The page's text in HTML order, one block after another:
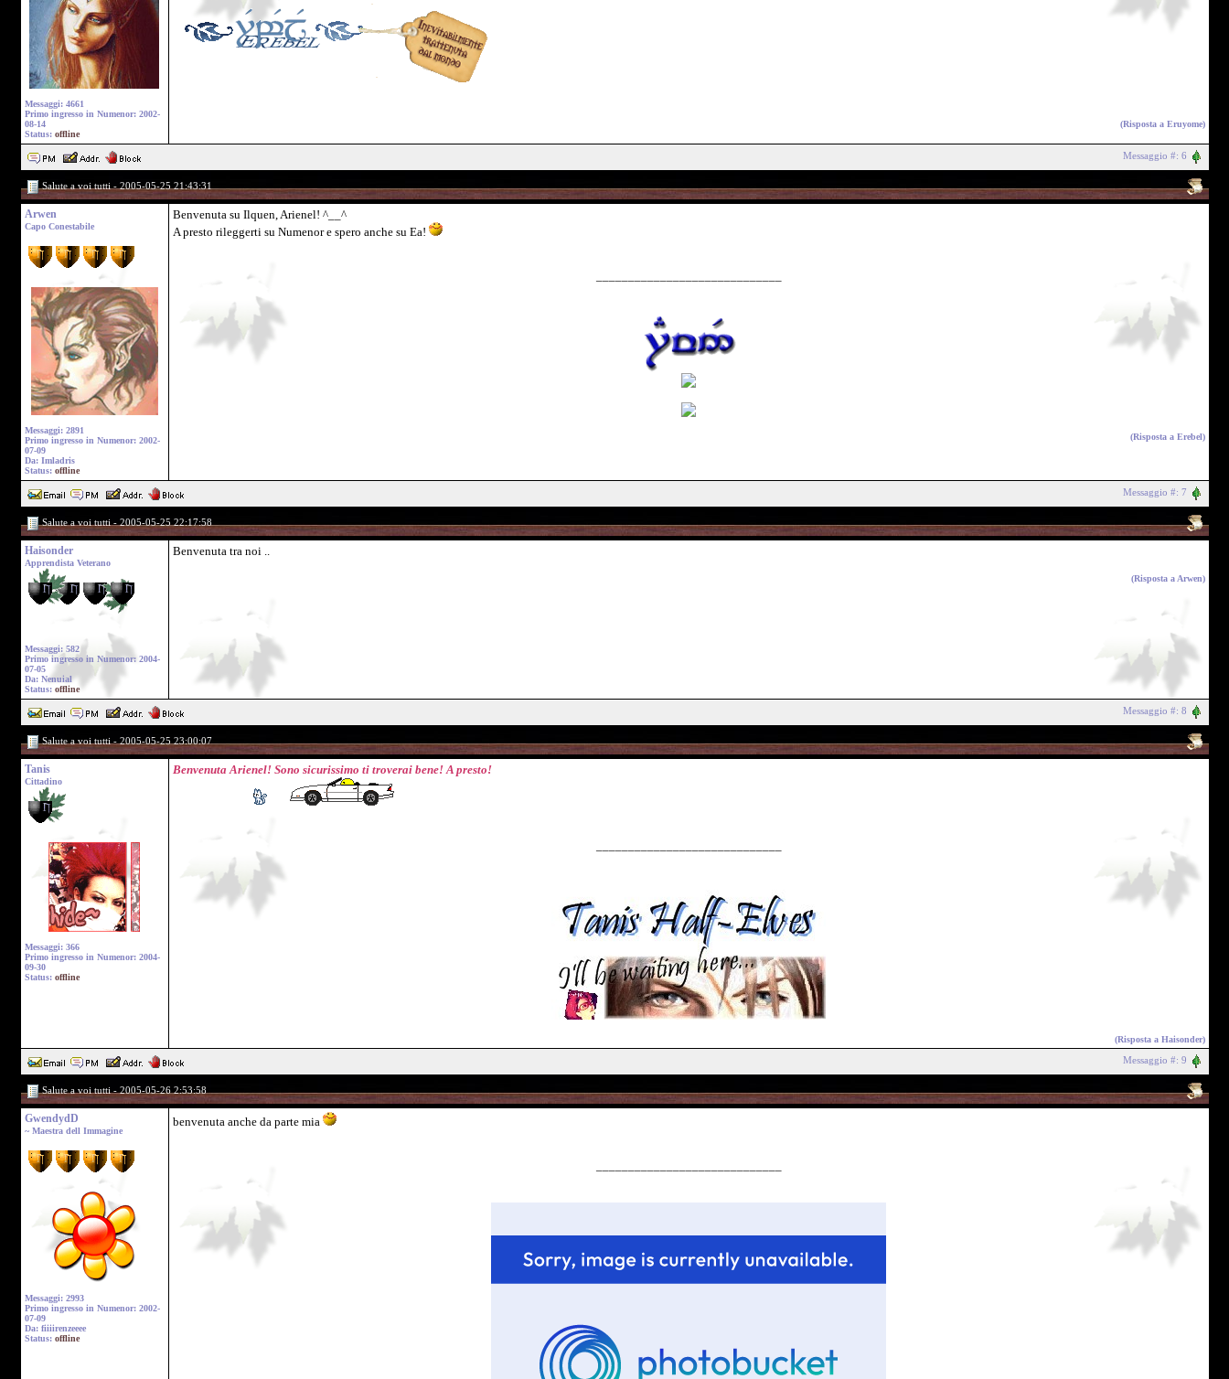
Messaggi: 4661
Primo ingresso in Numenor: 2002-
08-14
Status: offline
(Risposta a Eruyome)
Messaggio #: 6
Salute a voi tutti - 2005-05-25 21:43:31
Arwen
Capo Conestabile
Messaggi: 2891
Primo ingresso in Numenor: 2002-
07-09
Da: Imladris
Status: offline
Benvenuta su Ilquen, Arienel! ^__^
A presto rileggerti su Numenor e spero anche su Ea!
(Risposta a Erebel)
Messaggio #: 7
Salute a voi tutti - 2005-05-25 22:17:58
Haisonder
Apprendista Veterano
Messaggi: 582
Primo ingresso in Numenor: 2004-
07-05
Da: Nenuial
Status: offline
Benvenuta tra noi ..
(Risposta a Arwen)
Messaggio #: 8
Salute a voi tutti - 2005-05-25 23:00:07
Tanis
Cittadino
Messaggi: 366
Primo ingresso in Numenor: 2004-
09-30
Status: offline
Benvenuta Arienel! Sono sicurissimo ti troverai bene! A presto!
(Risposta a Haisonder)
Messaggio #: 9
Salute a voi tutti - 2005-05-26 2:53:58
GwendydD
~ Maestra dell Immagine
Messaggi: 2993
Primo ingresso in Numenor: 2002-
07-09
Da: fiiiirenzeeee
Status: offline
benvenuta anche da parte mia